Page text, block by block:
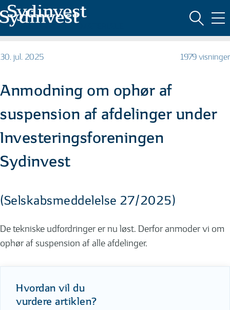
MARKEDSFØRINGSMATERIALE
30. jul. 2025 1979 visninger
Anmodning om ophør af
suspension af afdelinger under
Investeringsforeningen
Sydinvest
(Selskabsmeddelelse 27/2025)
De tekniske udfordringer er nu løst. Derfor anmoder vi om
ophør af suspension af alle afdelinger.
Hvordan vil du
vurdere artiklen?